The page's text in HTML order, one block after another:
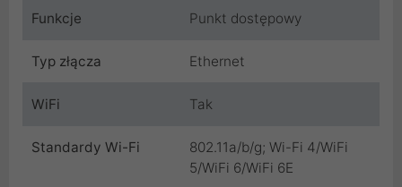
Funkcje Punkt dostępowy
Typ złącza Ethernet
WiFi Tak
Standardy Wi-Fi
802.11a/b/g; Wi-Fi 4/WiFi
5/WiFi 6/WiFi 6E